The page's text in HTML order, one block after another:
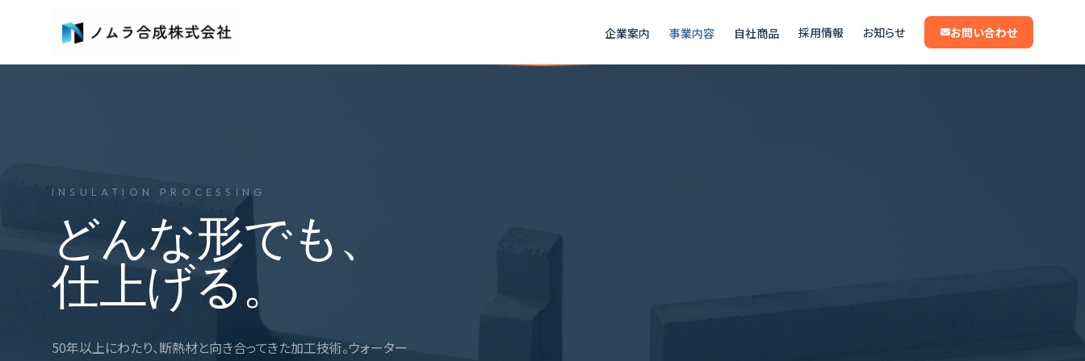
企業案内 事業内容 自社商品 採用情報 お知らせ お問い合わせ
INSULATION PROCESSING
どんな形でも、
仕上げる。
50年以上にわたり、断熱材と向き合ってきた加工技術。ウォーター